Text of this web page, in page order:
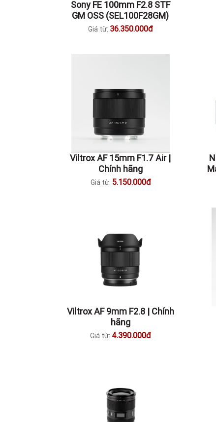
Sony FE 100mm F2.8 STF
GM OSS (SEL100F28GM)
Giá từ: 36.350.000đ
Viltrox AF 15mm F1.7 Air |
Chính hãng
Giá từ: 5.150.000đ
Viltrox AF 9mm F2.8 | Chính
hãng
Giá từ: 4.390.000đ